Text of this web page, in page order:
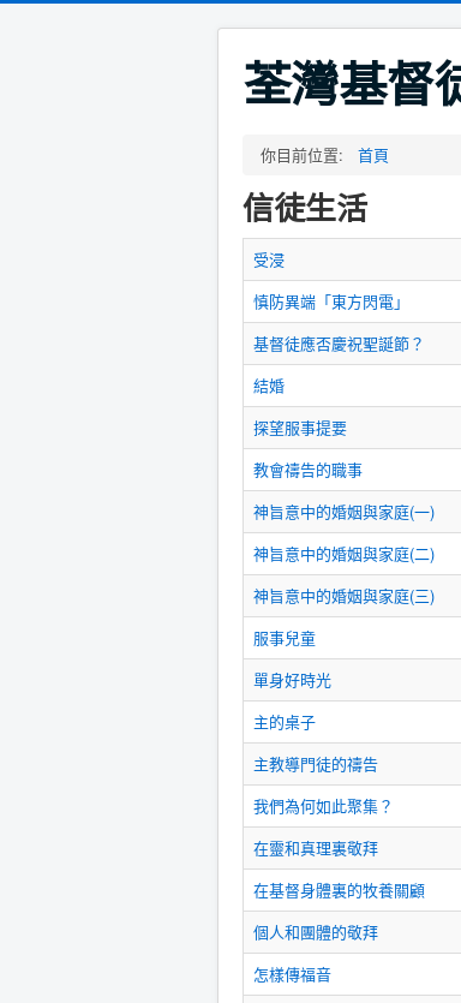
荃灣基督
你目前位置: 首頁
信徒生活
受浸
慎防異端「東方閃電」
基督徒應否慶祝聖誕節？
結婚
探望服事提要
教會禱告的職事
神旨意中的婚姻與家庭(一)
神旨意中的婚姻與家庭(二)
神旨意中的婚姻與家庭(三)
服事兒童
單身好時光
主的桌子
主教導門徒的禱告
我們為何如此聚集？
在靈和真理裏敬拜
在基督身體裏的牧養關顧
個人和團體的敬拜
怎樣傳福音